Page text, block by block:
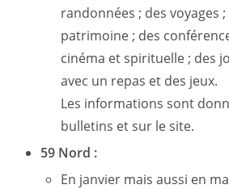
randonnées ; des voyages
patrimoine ; des
cinéma et spirituelle ; des
avec un repas et des jeux.
Les informations sont
bulletins et sur le site.
59 Nord :
En janvier mais aussi en